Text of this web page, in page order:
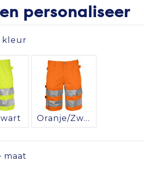
personaliseer
kleur
Oranje/Zwart
maat